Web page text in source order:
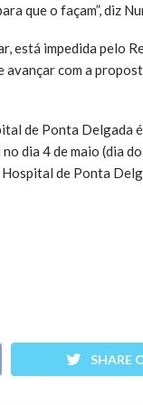
que o façam”, diz
está impedida pelo
com a
de Ponta Delgada
dia 4 de maio (dia
de Ponta
SHARE